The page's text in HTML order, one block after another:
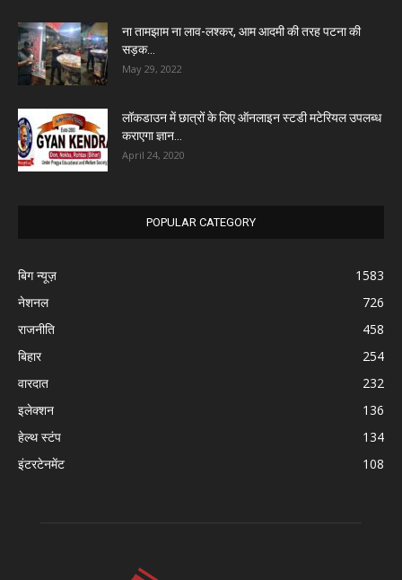
ना तामझाम ना लाव-लश्कर, आम आदमी की तरह पटना की
सड़क...
May 29, 2022
लॉकडाउन में छात्रों के लिए ऑनलाइन स्टडी मटेरियल उपलब्ध
कराएगा ज्ञान...
April 24, 2020
POPULAR CATEGORY
बिग न्यूज़
1583
नेशनल
726
राजनीति
458
बिहार
254
वारदात
232
इलेक्शन
136
हेल्थ स्टंप
134
इंटरटेनमेंट
108